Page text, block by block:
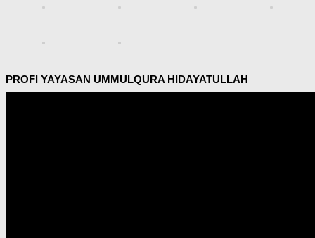
PROFI YAYASAN UMMULQURA HIDAYATULLAH